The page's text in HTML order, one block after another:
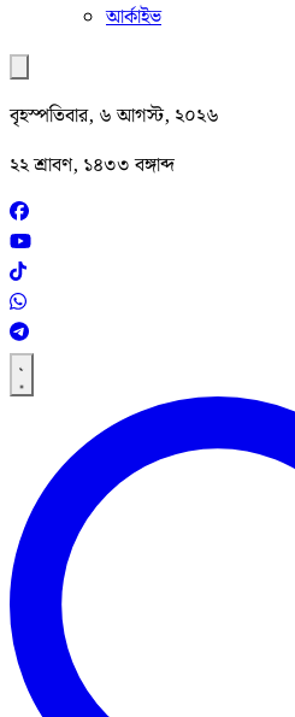
আর্কাইভ
বৃহস্পতিবার, ৬ আগস্ট, ২০২৬
২২ শ্রাবণ, ১৪৩৩ বঙ্গাব্দ